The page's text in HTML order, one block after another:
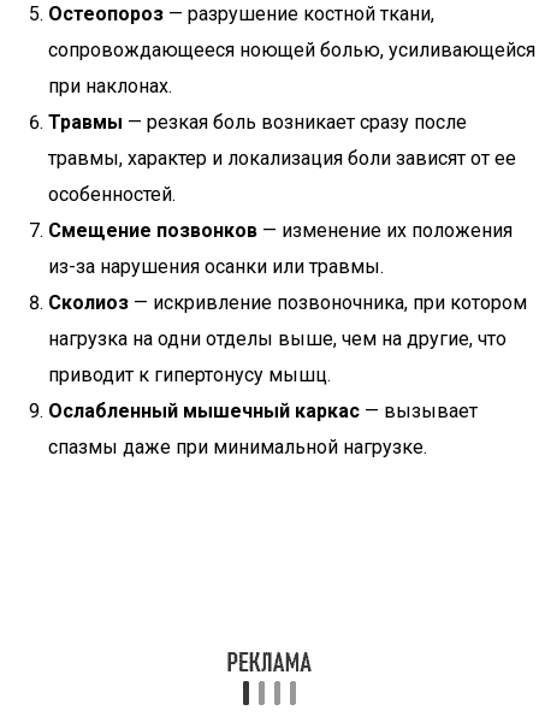
Остеопороз — разрушение костной ткани,
сопровождающееся ноющей болью, усиливающейся
при наклонах.
Травмы — резкая боль возникает сразу после
травмы, характер и локализация боли зависят от ее
особенностей.
Смещение позвонков — изменение их положения
из-за нарушения осанки или травмы.
Сколиоз — искривление позвоночника, при котором
нагрузка на одни отделы выше, чем на другие, что
приводит к гипертонусу мышц.
Ослабленный мышечный каркас — вызывает
спазмы даже при минимальной нагрузке.